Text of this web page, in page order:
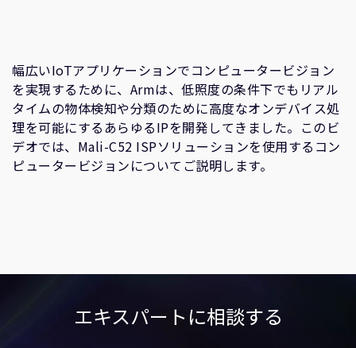
幅広いIoTアプリケーションでコンピュータービジョン
を実現するために、Armは、低照度の条件下でもリアル
タイムの物体検知や分類のために高度なオンデバイス処
理を可能にするあらゆるIPを開発してきました。このビ
デオでは、Mali-C52 ISPソリューションを使用するコン
ピュータービジョンについてご説明します。
エキスパートに相談する